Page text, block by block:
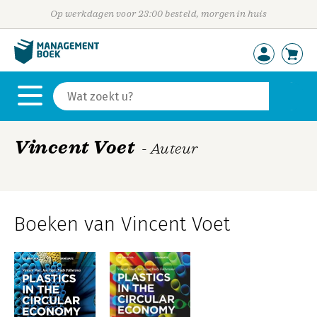
Op werkdagen voor 23:00 besteld, morgen in huis
Vincent Voet - Auteur
Boeken van Vincent Voet